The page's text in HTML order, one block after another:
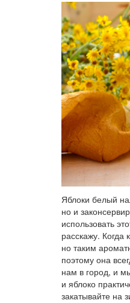
Яблоки белый
но и
использовать
расскажу. Когда
но таким
поэтому она
нам в город, и
и яблоко
закатывайте на